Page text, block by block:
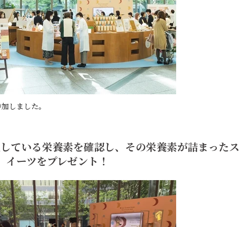
しました。
ている栄養素を確認し、その栄養素が詰まったス
イーツをプレゼント！